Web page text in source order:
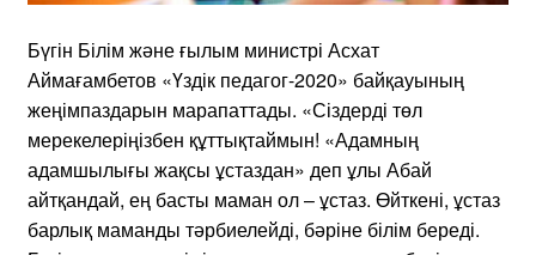
Бүгін Білім және ғылым министрі Асхат
Аймағамбетов «Үздік педагог-2020» байқауының
жеңімпаздарын марапаттады. «Сіздерді төл
мерекелеріңізбен құттықтаймын! «Адамның
адамшылығы жақсы ұстаздан» деп ұлы Абай
айтқандай, ең басты маман ол – ұстаз. Өйткені, ұстаз
барлық маманды тәрбиелейді, бәріне білім береді.